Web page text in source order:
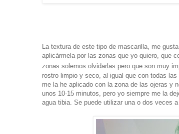
La textura de este tipo de mascarilla, me
aplicármela por las zonas que yo quiero, que
zonas solemos olvidarlas pero que son muy
rostro limpio y seco, al igual que con todas
me la he aplicado con la zona de las ojeras y
unos 10-15 minutos, pero yo siempre me la
agua tibia. Se puede utilizar una o dos veces